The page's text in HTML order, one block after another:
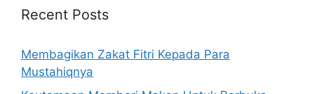
Recent Posts
Membagikan Zakat Fitri Kepada Para
Mustahiqnya